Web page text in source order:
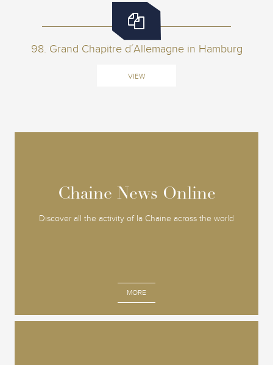
98. Grand Chapitre d´Allemagne in Hamburg
VIEW
Chaine News Online
Discover all the activity of la Chaine across the world
MORE
Chaine News Online